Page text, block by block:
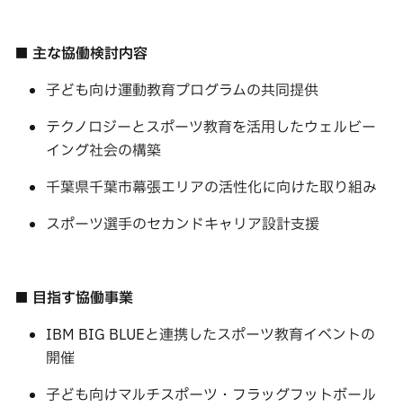
■ 主な協働検討内容
子ども向け運動教育プログラムの共同提供
テクノロジーとスポーツ教育を活用したウェルビー
イング社会の構築
千葉県千葉市幕張エリアの活性化に向けた取り組み
スポーツ選手のセカンドキャリア設計支援
■ 目指す協働事業
IBM BIG BLUEと連携したスポーツ教育イベントの
開催
子ども向けマルチスポーツ・フラッグフットボール